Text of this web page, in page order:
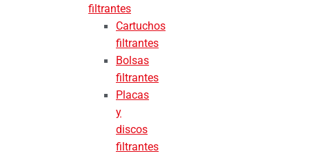
filtrantes
Cartuchos
filtrantes
Bolsas
filtrantes
Placas
y
discos
filtrantes